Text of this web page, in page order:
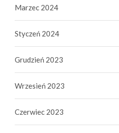
Marzec 2024
Styczeń 2024
Grudzień 2023
Wrzesień 2023
Czerwiec 2023